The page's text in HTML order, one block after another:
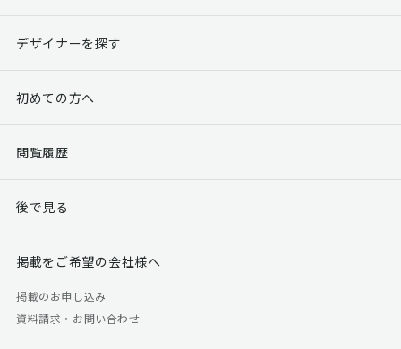
デザイナーを探す
初めての方へ
閲覧履歴
後で見る
掲載をご希望の会社様へ
掲載のお申し込み
資料請求・お問い合わせ